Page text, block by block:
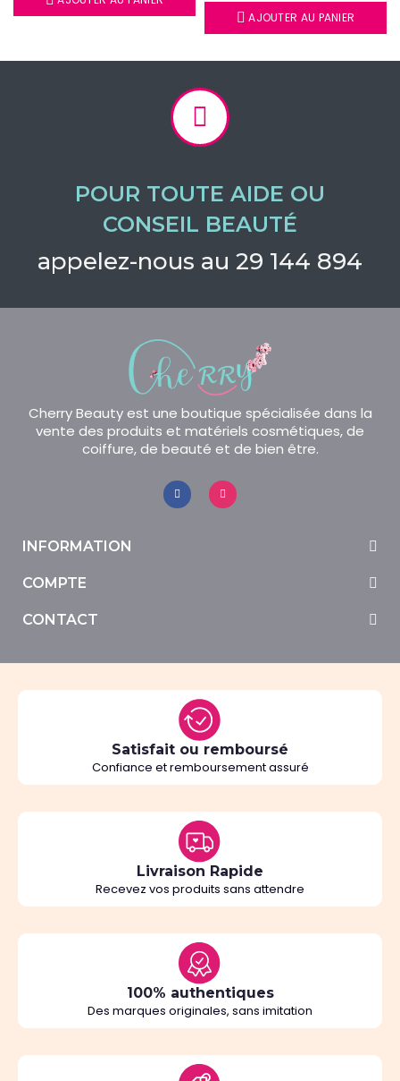
AJOUTER AU PANIER
POUR TOUTE AIDE OU
CONSEIL BEAUTÉ
appelez-nous au 29 144 894
Cherry Beauty est une boutique spécialisée dans la
vente des produits et matériels cosmétiques, de
coiffure, de beauté et de bien être.
INFORMATION
COMPTE
CONTACT
Satisfait ou remboursé
Confiance et remboursement assuré
Livraison Rapide
Recevez vos produits sans attendre
100% authentiques
Des marques originales, sans imitation